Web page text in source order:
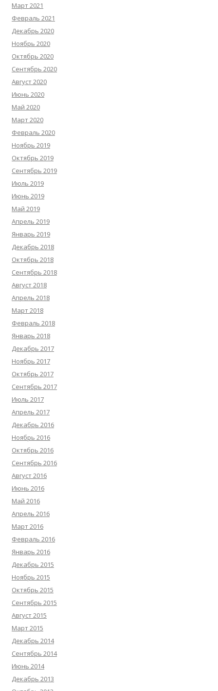
Март 2021
Февраль 2021
Декабрь 2020
Ноябрь 2020
Октябрь 2020
Сентябрь 2020
Август 2020
Июнь 2020
Май 2020
Март 2020
Февраль 2020
Ноябрь 2019
Октябрь 2019
Сентябрь 2019
Июль 2019
Июнь 2019
Май 2019
Апрель 2019
Январь 2019
Декабрь 2018
Октябрь 2018
Сентябрь 2018
Август 2018
Апрель 2018
Март 2018
Февраль 2018
Январь 2018
Декабрь 2017
Ноябрь 2017
Октябрь 2017
Сентябрь 2017
Июль 2017
Апрель 2017
Декабрь 2016
Ноябрь 2016
Октябрь 2016
Сентябрь 2016
Август 2016
Июнь 2016
Май 2016
Апрель 2016
Март 2016
Февраль 2016
Январь 2016
Декабрь 2015
Ноябрь 2015
Октябрь 2015
Сентябрь 2015
Август 2015
Март 2015
Декабрь 2014
Сентябрь 2014
Июнь 2014
Декабрь 2013